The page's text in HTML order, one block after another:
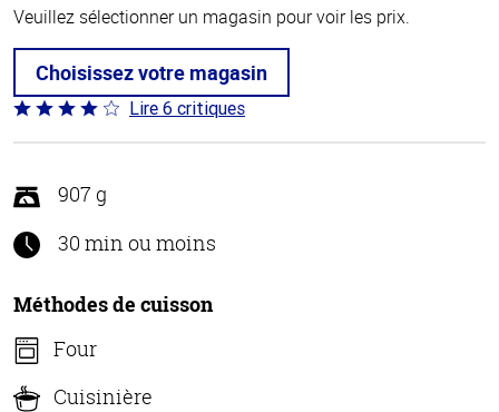
Veuillez sélectionner un magasin pour voir les prix.
Choisissez votre magasin
Coté
3.8 sur
Lire 6 critiques
907 g
30 min ou moins
Méthodes de cuisson
Four
Cuisinière